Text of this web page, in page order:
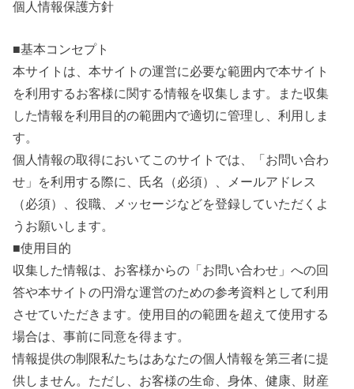
個人情報保護方針
■基本コンセプト
本サイトは、本サイトの運営に必要な範囲内で本サイト
を利用するお客様に関する情報を収集します。また収集
した情報を利用目的の範囲内で適切に管理し、利用しま
す。
個人情報の取得においてこのサイトでは、「お問い合わ
せ」を利用する際に、氏名（必須）、メールアドレス
（必須）、役職、メッセージなどを登録していただくよ
うお願いします。
■使用目的
収集した情報は、お客様からの「お問い合わせ」への回
答や本サイトの円滑な運営のための参考資料として利用
させていただきます。使用目的の範囲を超えて使用する
場合は、事前に同意を得ます。
情報提供の制限私たちはあなたの個人情報を第三者に提
供しません。ただし、お客様の生命、身体、健康、財産